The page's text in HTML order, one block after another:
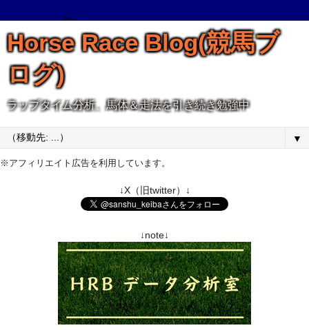
Horse Race Blog(競馬ブ
ログ)
ラップタイム分析、馬体＆走法を引き続き勉強中
▼
※アフィリエイト広告を利用しています。
↓X（旧twitter）↓
↓note↓